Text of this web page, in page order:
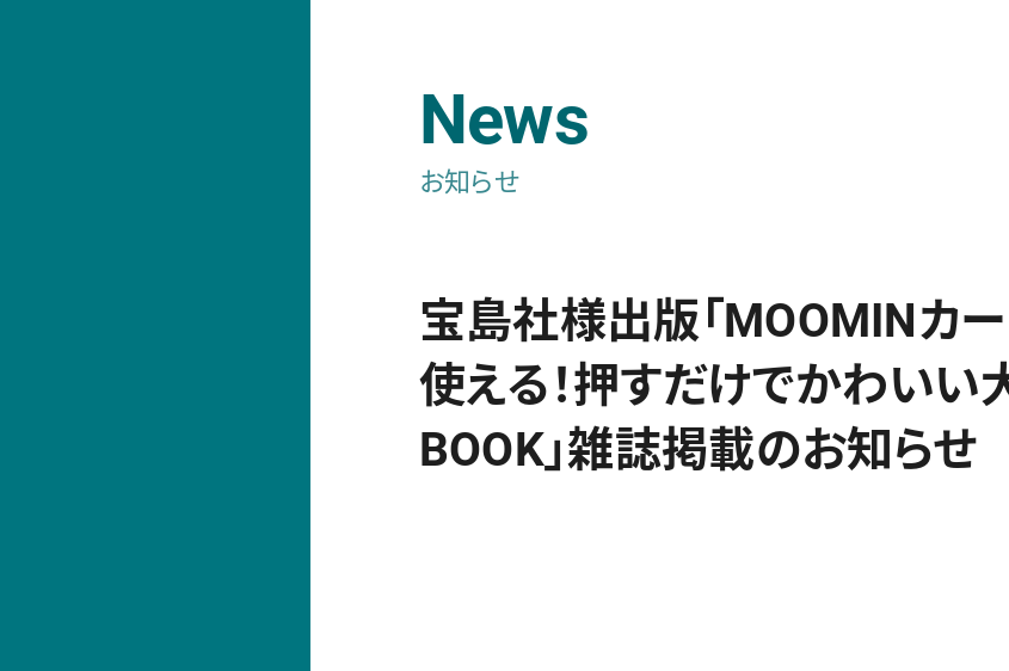
News
お知らせ
宝島社様出版「MOOMINカ
使える！押すだけでかわいい
BOOK」雑誌掲載のお知らせ